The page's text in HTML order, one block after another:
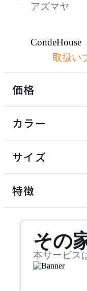
アズマヤ
CondeHouse
カンディハ
ヒダ
HIKARI
ヒラタチェ
ョン
取扱い
価格
カラー
サイズ
検索
特徴
その
本サービス